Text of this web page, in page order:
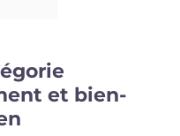
et bien-